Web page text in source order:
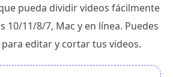
pueda dividir videos fácilmente
10/11/8/7, Mac y en línea. Puedes
editar y cortar tus videos.